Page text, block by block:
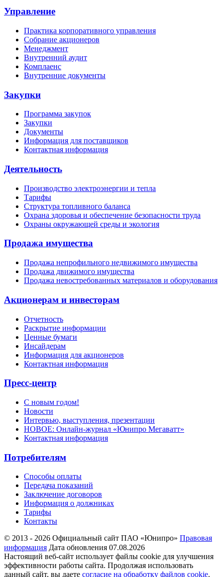
Управление
Практика корпоративного управления
Собрание акционеров
Менеджмент
Внутренний аудит
Комплаенс
Внутренние документы
Закупки
Программа закупок
Закупки
Документы
Информация для поставщиков
Контактная информация
Деятельность
Производство электроэнергии и тепла
Тарифы
Структура топливного баланса
Охрана здоровья и обеспечение безопасности труда
Охраны окружающей среды и экология
Продажа имущества
Продажа непрофильного недвижимого имущества
Продажа движимого имущества
Продажа невостребованных материалов и оборудования
Акционерам и инвесторам
Отчетность
Раскрытие информации
Ценные бумаги
Инсайдерам
Информация для акционеров
Контактная информация
Пресс-центр
С новым годом!
Новости
Интервью, выступления, презентации
НОВОЕ: Онлайн-журнал «Юнипро Мегаватт»
Контактная информация
Потребителям
Способы оплаты
Передача показаний
Заключение договоров
Информация о должниках
Тарифы
Контакты
© 2013 - 2026 Официальный сайт ПАО «Юнипро» Правовая
информация Дата обновления 07.08.2026
Настоящий веб-сайт использует файлы cookie для улучшения
эффективности работы сайта. Продолжая использовать
данный сайт, вы даете согласие на обработку файлов cookie.